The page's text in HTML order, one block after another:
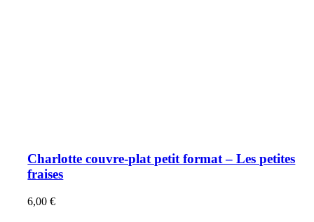
Charlotte couvre-plat petit format – Les petites
fraises
6,00€